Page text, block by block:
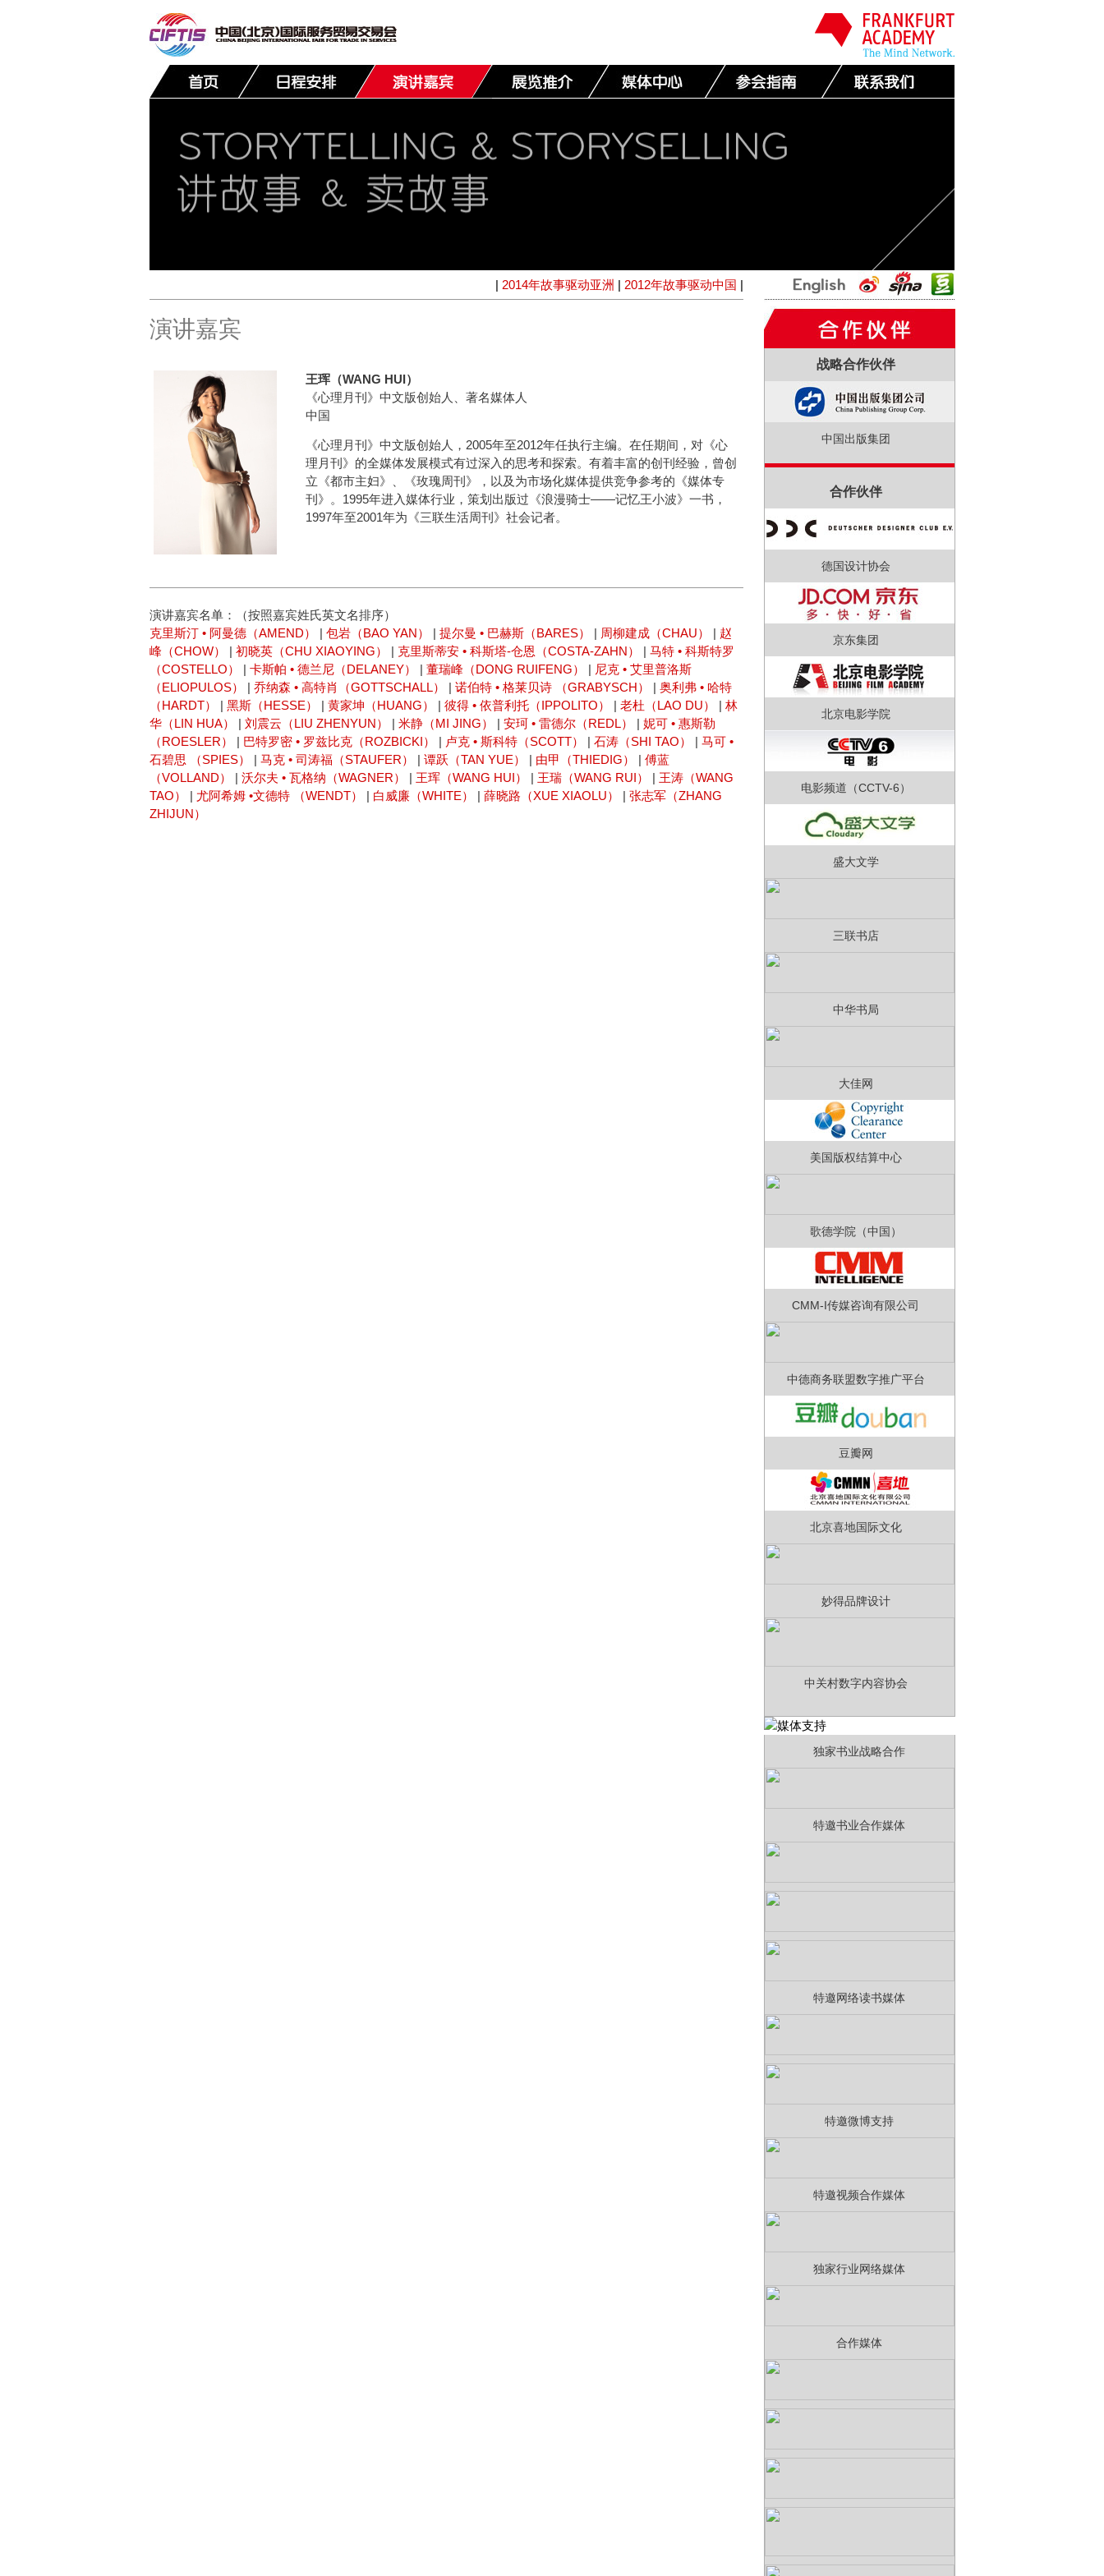
| 2014年故事驱动亚洲 | 2012年故事驱动中国 |
演讲嘉宾
王珲（WANG HUI）
《心理月刊》中文版创始人、著名媒体人
中国
《心理月刊》中文版创始人，2005年至2012年任执行主编。在任期间，对《心
理月刊》的全媒体发展模式有过深入的思考和探索。有着丰富的创刊经验，曾创
立《都市主妇》、《玫瑰周刊》，以及为市场化媒体提供竞争参考的《媒体专
刊》。1995年进入媒体行业，策划出版过《浪漫骑士——记忆王小波》一书，
1997年至2001年为《三联生活周刊》社会记者。
演讲嘉宾名单：（按照嘉宾姓氏英文名排序）
克里斯汀 • 阿曼德（AMEND）
| 包岩（BAO YAN） | 提尔曼 • 巴赫斯（BARES） | 周柳建成（CHAU） | 赵
峰（CHOW）
| 初晓英（CHU XIAOYING） | 克里斯蒂安 • 科斯塔-仓恩（COSTA-ZAHN） | 马特 • 科斯特罗
（COSTELLO）
| 卡斯帕 • 德兰尼（DELANEY） | 董瑞峰（DONG RUIFENG） | 尼克 • 艾里普洛斯
（ELIOPULOS）
| 乔纳森 • 高特肖（GOTTSCHALL） | 诺伯特 • 格莱贝诗 （GRABYSCH） | 奥利弗 • 哈特
（HARDT）
| 黑斯（HESSE） | 黄家坤（HUANG） | 彼得 • 依普利托（IPPOLITO） | 老杜（LAO DU） | 林
华（LIN HUA）
| 刘震云（LIU ZHENYUN） | 米静（MI JING） | 安珂 • 雷德尔（REDL） | 妮可 • 惠斯勒
（ROESLER）
| 巴特罗密 • 罗兹比克（ROZBICKI） | 卢克 • 斯科特（SCOTT） | 石涛（SHI TAO） | 马可 •
石碧思 （SPIES）
| 马克 • 司涛福（STAUFER） | 谭跃（TAN YUE） | 由甲（THIEDIG） | 傅蓝
（VOLLAND）
| 沃尔夫 • 瓦格纳（WAGNER） | 王珲（WANG HUI） | 王瑞（WANG RUI） | 王涛（WANG
TAO）
| 尤阿希姆 •文德特 （WENDT） | 白威廉（WHITE） | 薛晓路（XUE XIAOLU） | 张志军（ZHANG
ZHIJUN）
战略合作伙伴
中国出版集团
合作伙伴
德国设计协会
京东集团
北京电影学院
电影频道（CCTV-6）
盛大文学
三联书店
中华书局
大佳网
美国版权结算中心
歌德学院（中国）
CMM-I传媒咨询有限公司
中德商务联盟数字推广平台
豆瓣网
北京喜地国际文化
妙得品牌设计
中关村数字内容协会
独家书业战略合作
特邀书业合作媒体
特邀网络读书媒体
特邀微博支持
特邀视频合作媒体
独家行业网络媒体
合作媒体